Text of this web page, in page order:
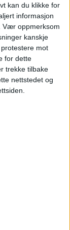
kan du klikke for
informasjon
Vær oppmerksom
kanskje
mot
for dette
trekke tilbake
nettstedet og
-